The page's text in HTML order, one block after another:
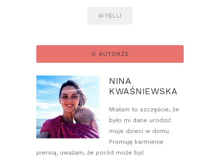
O AUTORZE
NINA
KWAŚNIEWSKA
Miałam to szczęście, że
było mi dane urodzić
moje dzieci w domu.
Promuję karmienie
piersią, uważam, że poród może być